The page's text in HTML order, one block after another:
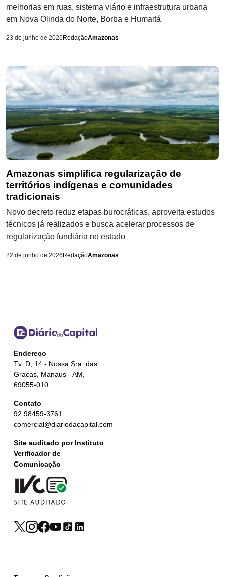
melhorias em ruas, sistema viário e infraestrutura urbana
em Nova Olinda do Norte, Borba e Humaitá
23 de junho de 2026 RedaçãoAmazonas
Amazonas simplifica regularização de
territórios indígenas e comunidades
tradicionais
Novo decreto reduz etapas burocráticas, aproveita estudos
técnicos já realizados e busca acelerar processos de
regularização fundiária no estado
22 de junho de 2026 RedaçãoAmazonas
Endereço
Tv. D, 14 - Nossa Sra. das
Gracas, Manaus - AM,
69055-010
Contato
92 98459-3761
comercial@diariodacapital.com
Site auditado por Instituto
Verificador de
Comunicação